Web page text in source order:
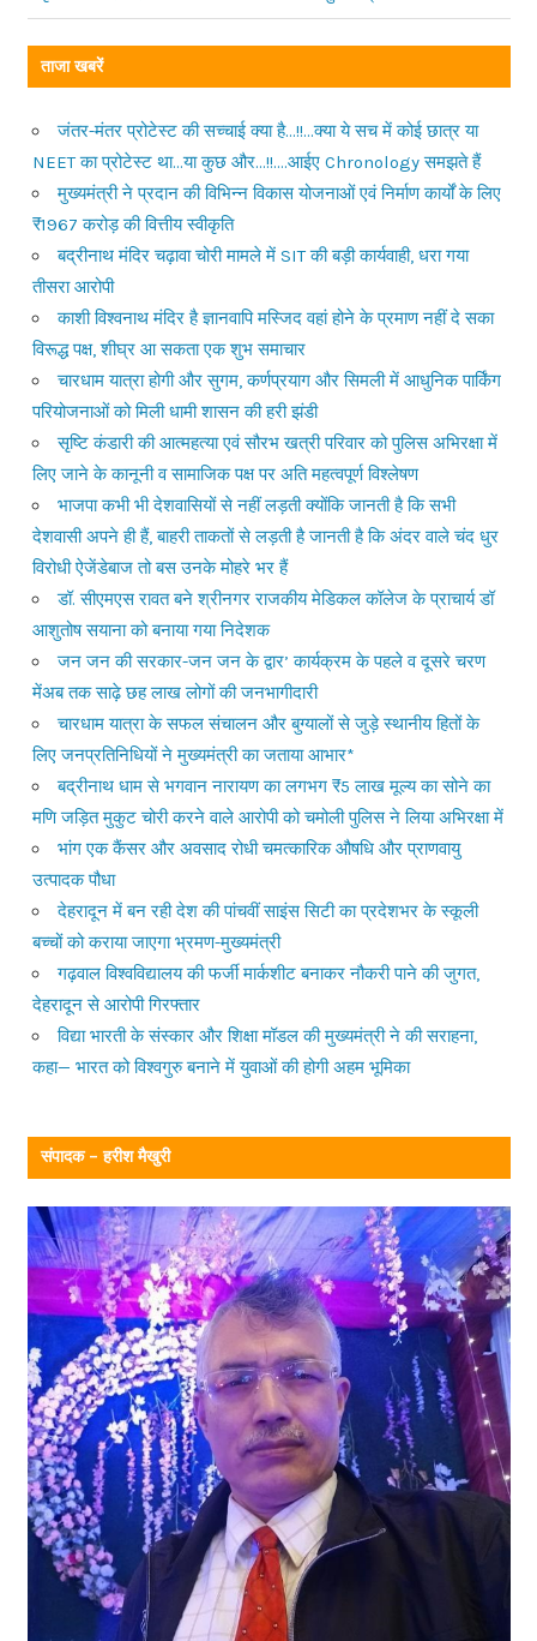
ताजा खबरें
जंतर-मंतर प्रोटेस्ट की सच्चाई क्या है…!!…क्या ये सच में कोई छात्र या
NEET का प्रोटेस्ट था…या कुछ और…!!….आईए Chronology समझते हैं
मुख्यमंत्री ने प्रदान की विभिन्न विकास योजनाओं एवं निर्माण कार्यों के लिए
₹1967 करोड़ की वित्तीय स्वीकृति
बद्रीनाथ मंदिर चढ़ावा चोरी मामले में SIT की बड़ी कार्यवाही, धरा गया
तीसरा आरोपी
काशी विश्वनाथ मंदिर है ज्ञानवापि मस्जिद वहां होने के प्रमाण नहीं दे सका
विरूद्ध पक्ष, शीघ्र आ सकता एक शुभ समाचार
चारधाम यात्रा होगी और सुगम, कर्णप्रयाग और सिमली में आधुनिक पार्किंग
परियोजनाओं को मिली धामी शासन की हरी झंडी
सृष्टि कंडारी की आत्महत्या एवं सौरभ खत्री परिवार को पुलिस अभिरक्षा में
लिए जाने के कानूनी व सामाजिक पक्ष पर अति महत्वपूर्ण विश्लेषण
भाजपा कभी भी देशवासियों से नहीं लड़ती क्योंकि जानती है कि सभी
देशवासी अपने ही हैं, बाहरी ताकतों से लड़ती है जानती है कि अंदर वाले चंद धुर
विरोधी ऐजेंडेबाज तो बस उनके मोहरे भर हैं
डॉ. सीएमएस रावत बने श्रीनगर राजकीय मेडिकल कॉलेज के प्राचार्य डॉ
आशुतोष सयाना को बनाया गया निदेशक
जन जन की सरकार-जन जन के द्वार’ कार्यक्रम के पहले व दूसरे चरण
मेंअब तक साढ़े छह लाख लोगों की जनभागीदारी
चारधाम यात्रा के सफल संचालन और बुग्यालों से जुड़े स्थानीय हितों के
लिए जनप्रतिनिधियों ने मुख्यमंत्री का जताया आभार*
बद्रीनाथ धाम से भगवान नारायण का लगभग ₹5 लाख मूल्य का सोने का
मणि जड़ित मुकुट चोरी करने वाले आरोपी को चमोली पुलिस ने लिया अभिरक्षा में
भांग एक कैंसर और अवसाद रोधी चमत्कारिक औषधि और प्राणवायु
उत्पादक पौधा
देहरादून में बन रही देश की पांचवीं साइंस सिटी का प्रदेशभर के स्कूली
बच्चों को कराया जाएगा भ्रमण-मुख्यमंत्री
गढ़वाल विश्वविद्यालय की फर्जी मार्कशीट बनाकर नौकरी पाने की जुगत,
देहरादून से आरोपी गिरफ्तार
विद्या भारती के संस्कार और शिक्षा मॉडल की मुख्यमंत्री ने की सराहना,
कहा— भारत को विश्वगुरु बनाने में युवाओं की होगी अहम भूमिका
संपादक – हरीश मैखुरी